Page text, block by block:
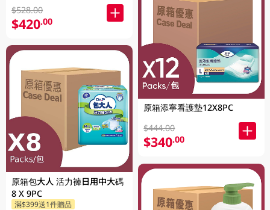
$528.00
$420.00
原箱包大人 活力褲日用中大碼
8 X 9PC
滿$399送1件贈品
原箱添寧看護墊12X8PC
$444.00
$340.00